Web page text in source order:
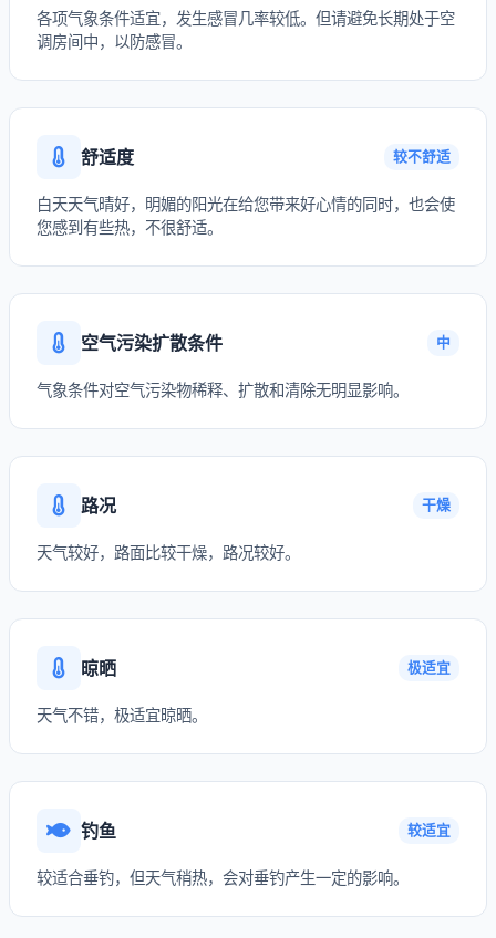
各项气象条件适宜，发生感冒几率较低。但请避免长期处于空
调房间中，以防感冒。
舒适度 较不舒适
白天天气晴好，明媚的阳光在给您带来好心情的同时，也会使
您感到有些热，不很舒适。
空气污染扩散条件 中
气象条件对空气污染物稀释、扩散和清除无明显影响。
路况 干燥
天气较好，路面比较干燥，路况较好。
晾晒 极适宜
天气不错，极适宜晾晒。
钓鱼 较适宜
较适合垂钓，但天气稍热，会对垂钓产生一定的影响。